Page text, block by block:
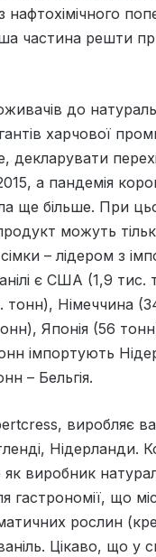
нафтохімічного
частина решти
до
харчової
декларувати
а пандемія
ще більше. При
можуть
– лідером з
є США (1,9 тис.
тонн), Німеччина
Японія (56
імпортують
– Бельгія.
виробляє
Нідерланди.
як виробник
гастрономії, що
рослин
Цікаво, що у